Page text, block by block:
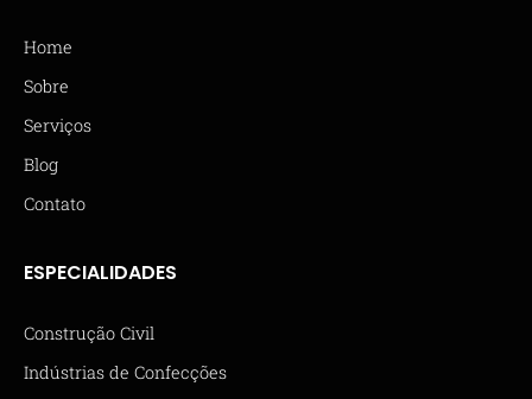
Home
Sobre
Serviços
Blog
Contato
ESPECIALIDADES
Construção Civil
Indústrias de Confecções